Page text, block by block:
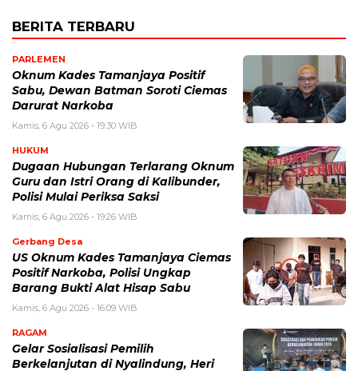
BERITA TERBARU
PARLEMEN
Oknum Kades Tamanjaya Positif
Sabu, Dewan Batman Soroti Ciemas
Darurat Narkoba
Kamis, 6 Agu 2026 - 19:30 WIB
HUKUM
Dugaan Hubungan Terlarang Oknum
Guru dan Istri Orang di Kalibunder,
Polisi Mulai Periksa Saksi
Kamis, 6 Agu 2026 - 19:26 WIB
Gerbang Desa
US Oknum Kades Tamanjaya Ciemas
Positif Narkoba, Polisi Ungkap
Barang Bukti Alat Hisap Sabu
Kamis, 6 Agu 2026 - 16:09 WIB
RAGAM
Gelar Sosialisasi Pemilih
Berkelanjutan di Nyalindung, Heri